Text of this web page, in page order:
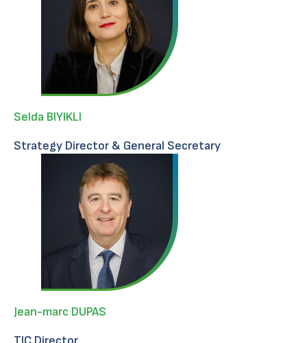
Selda BIYIKLI
Strategy Director & General Secretary
Jean-marc DUPAS